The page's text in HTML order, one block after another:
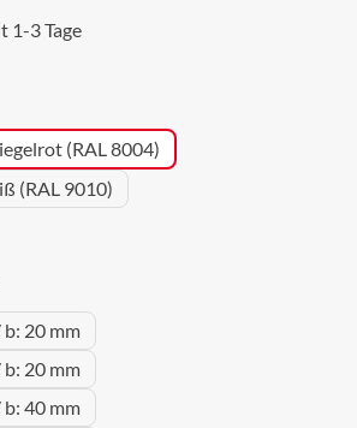
1-3 Tage
(RAL 8004)
(RAL 9010)
b: 20 mm
b: 20 mm
b: 40 mm